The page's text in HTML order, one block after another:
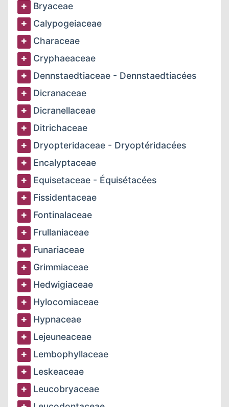
Bryaceae
Calypogeiaceae
Characeae
Cryphaeaceae
Dennstaedtiaceae - Dennstaedtiacées
Dicranaceae
Dicranellaceae
Ditrichaceae
Dryopteridaceae - Dryoptéridacées
Encalyptaceae
Equisetaceae - Équisétacées
Fissidentaceae
Fontinalaceae
Frullaniaceae
Funariaceae
Grimmiaceae
Hedwigiaceae
Hylocomiaceae
Hypnaceae
Lejeuneaceae
Lembophyllaceae
Leskeaceae
Leucobryaceae